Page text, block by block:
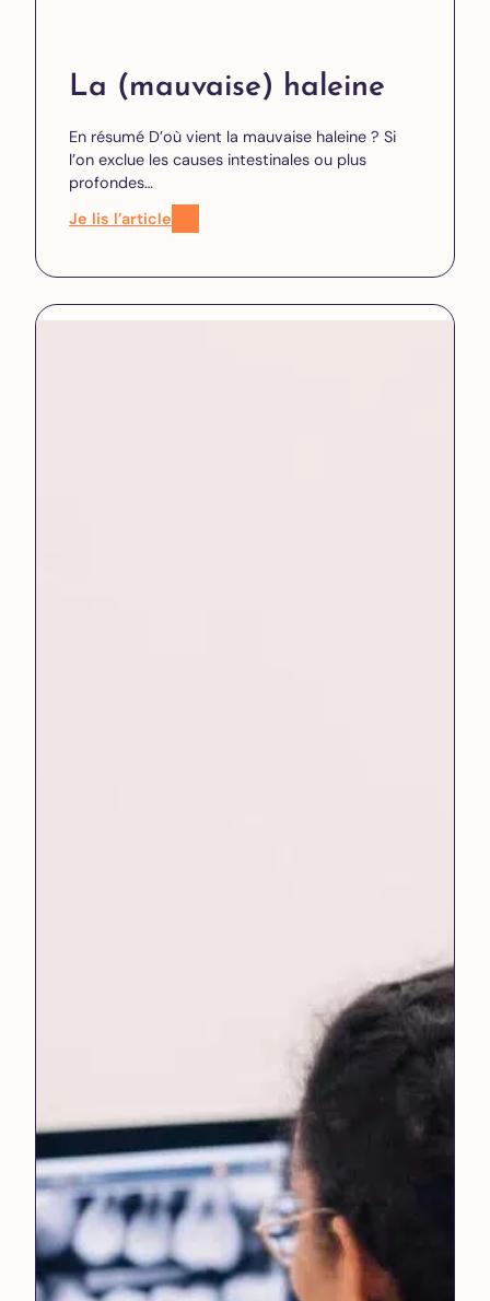
La (mauvaise) haleine
En résumé D’où vient la mauvaise haleine ? Si
l’on exclue les causes intestinales ou plus
profondes…
Je lis l’article